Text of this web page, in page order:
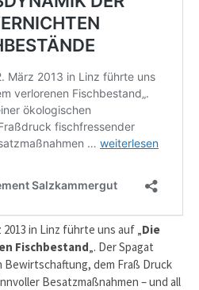
in Linz führte uns auf „ Die
Fischbestand „. Der Spagat
Bewirtschaftung, dem Fraß Druck
Besatzmaßnahmen – und all